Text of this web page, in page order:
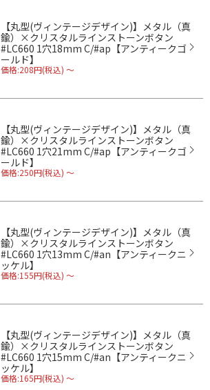
【丸型(ヴィンテージデザイン)】メタル（真
鍮）×クリスタルラインストーンボタン
#LC660 1穴18mm C/#ap【アンティークゴ
ールド】
価格:208円(税込) ～
【丸型(ヴィンテージデザイン)】メタル（真
鍮）×クリスタルラインストーンボタン
#LC660 1穴21mm C/#ap【アンティークゴ
ールド】
価格:250円(税込) ～
【丸型(ヴィンテージデザイン)】メタル（真
鍮）×クリスタルラインストーンボタン
#LC660 1穴13mm C/#an【アンティークニ
ッケル】
価格:155円(税込) ～
【丸型(ヴィンテージデザイン)】メタル（真
鍮）×クリスタルラインストーンボタン
#LC660 1穴15mm C/#an【アンティークニ
ッケル】
価格:165円(税込) ～